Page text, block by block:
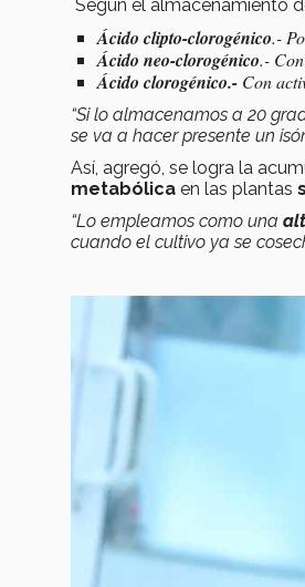
Según el almacenamiento
Ácido clipto-clorogénico.-
Ácido neo-clorogénico.-
Ácido clorogénico.- Con
“Si lo almacenamos a 20
se va a hacer presente un
Así, agregó, se logra la
metabólica en las plantas
“Lo empleamos como una
cuando el cultivo ya se